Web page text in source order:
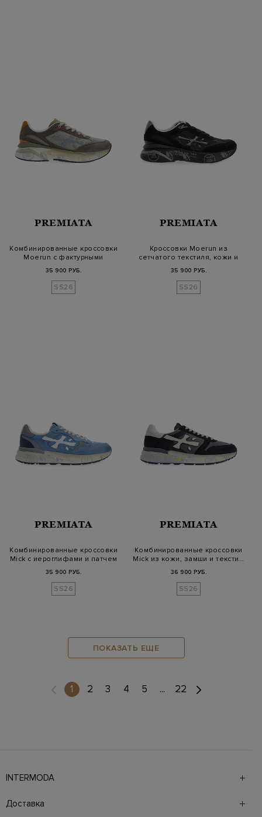
PREMIATA
Комбинированные кроссовки
Moerun с фактурными
35 900 РУБ.
SS26
PREMIATA
Кроссовки Moerun из
сетчатого текстиля, кожи и
35 900 РУБ.
SS26
PREMIATA
Комбинированные кроссовки
Mick с иероглифами и патчем
35 900 РУБ.
SS26
PREMIATA
Комбинированные кроссовки
Mick из кожи, замши и тексти…
36 900 РУБ.
SS26
ПОКАЗАТЬ ЕЩЕ
1 (current)
2 3 4 5 ... 22
INTERMODA
брендов на 4 этажах в самом центре города. На сайте
также презентованы новинки с последних показов и
Доставка